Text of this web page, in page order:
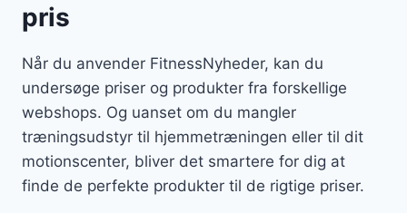
pris
Når du anvender FitnessNyheder, kan du
undersøge priser og produkter fra forskellige
webshops. Og uanset om du mangler
træningsudstyr til hjemmetræningen eller til dit
motionscenter, bliver det smartere for dig at
finde de perfekte produkter til de rigtige priser.